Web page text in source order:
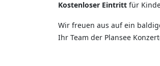
Kostenloser Eintritt für
Wir freuen aus auf ein
Ihr Team der Plansee